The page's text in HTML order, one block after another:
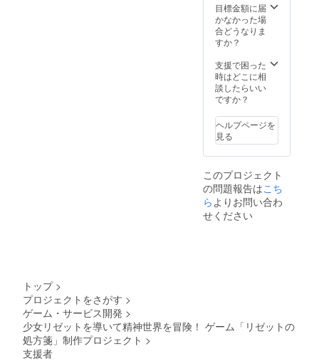
目標金額に届
かなかった場
合どうなりま
すか？
支援で困った
時はどこに相
談したらいい
ですか？
ヘルプページを
見る
このプロジェクト
の問題報告はこち
ら よりお問い合わ
せください
トップ >
プロジェクトをさがす >
ゲーム・サービス開発 >
少女リゼットを導いて精神世界を冒険！ ゲーム「リゼットの
処方箋」制作プロジェクト >
支援者